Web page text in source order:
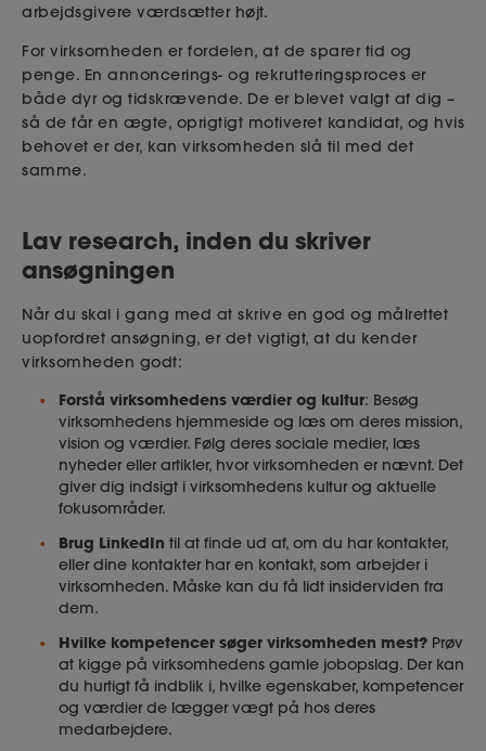
arbejdsgivere værdsætter højt.
For virksomheden er fordelen, at de sparer tid og
penge. En annoncerings- og rekrutteringsproces er
både dyr og tidskrævende. De er blevet valgt af dig –
så de får en ægte, oprigtigt motiveret kandidat, og hvis
behovet er der, kan virksomheden slå til med det
samme.
Lav research, inden du skriver
ansøgningen
Når du skal i gang med at skrive en god og målrettet
uopfordret ansøgning, er det vigtigt, at du kender
virksomheden godt:
Forstå virksomhedens værdier og kultur: Besøg
virksomhedens hjemmeside og læs om deres mission,
vision og værdier. Følg deres sociale medier, læs
nyheder eller artikler, hvor virksomheden er nævnt. Det
giver dig indsigt i virksomhedens kultur og aktuelle
fokusområder.
Brug LinkedIn til at finde ud af, om du har kontakter,
eller dine kontakter har en kontakt, som arbejder i
virksomheden. Måske kan du få lidt insiderviden fra
dem.
Hvilke kompetencer søger virksomheden mest? Prøv
at kigge på virksomhedens gamle jobopslag. Der kan
du hurtigt få indblik i, hvilke egenskaber, kompetencer
og værdier de lægger vægt på hos deres
medarbejdere.